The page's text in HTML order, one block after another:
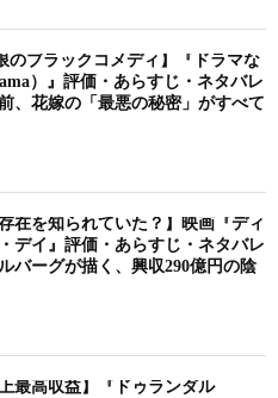
のブラックコメディ】『ドラマな
）』評価・あらすじ・ネタバレ
、花嫁の「最悪の秘密」がすべて
在を知られていた？】映画『ディ
デイ』評価・あらすじ・ネタバレ
バーグが描く、興収290億円の陰
最高収益】『ドゥランダル